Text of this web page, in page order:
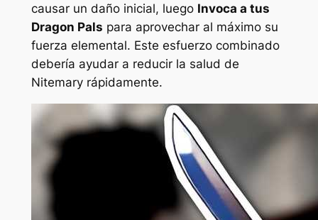
causar un daño inicial, luego Invoca a tus
Dragon Pals para aprovechar al máximo su
fuerza elemental. Este esfuerzo combinado
debería ayudar a reducir la salud de
Nitemary rápidamente.